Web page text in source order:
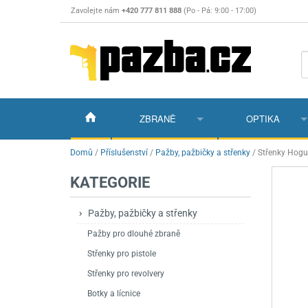
Zavolejte nám +420 777 811 888 (Po - Pá: 9:00 - 17:00)
ZBRANĚ
Vzduchovky Vzduchovky na
Vzduchové pistole a revolvery
Plynové pistole a revolvery
Perkusní zbraně
Nože
OPTIKA
Puškohledy
Domů / Příslušenství / Pažby, pažbičky a střenky / Střenky
KATEGORIE
Pažby, pažbičky a střenky
Pažby pro dlouhé zbraně
Střenky pro pistole
Střenky pro revolvery
Botky a lícnice